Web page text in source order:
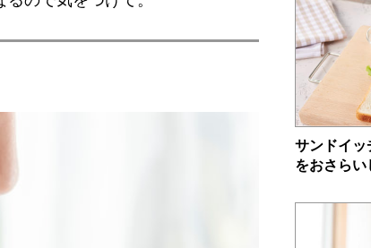
サンドイッ
をおさらい